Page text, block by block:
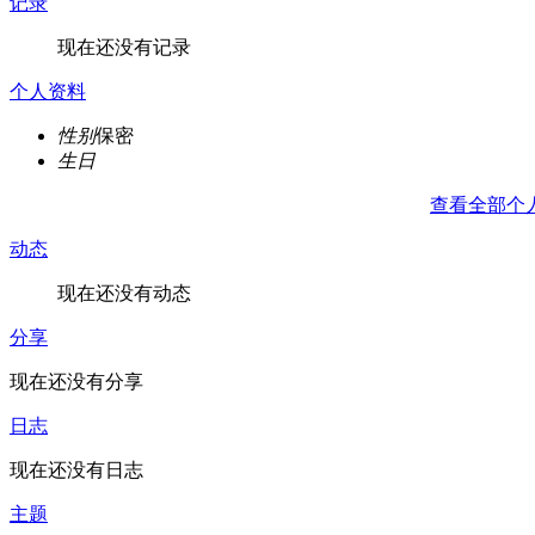
现在还没有记录
个人资料
性别保密
生日
查看全部个
动态
现在还没有动态
分享
现在还没有分享
日志
现在还没有日志
主题